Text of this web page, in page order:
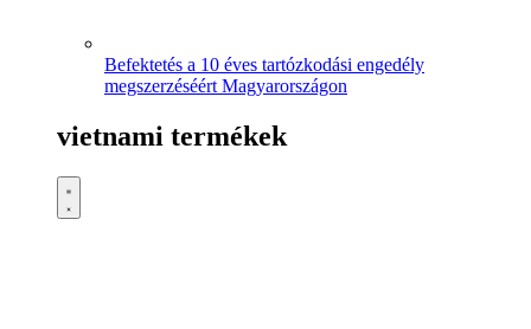
Befektetés a 10 éves tartózkodási engedély
megszerzéséért Magyarországon
vietnami termékek